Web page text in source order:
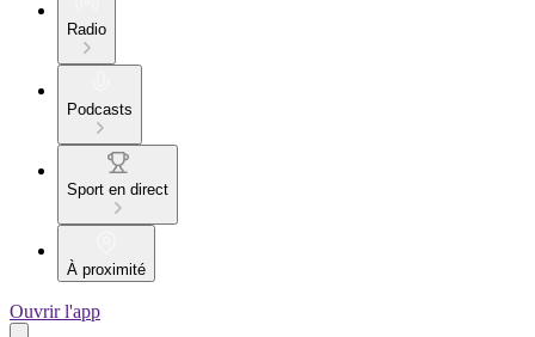
Radio
Podcasts
Sport en direct
À proximité
Ouvrir l'app